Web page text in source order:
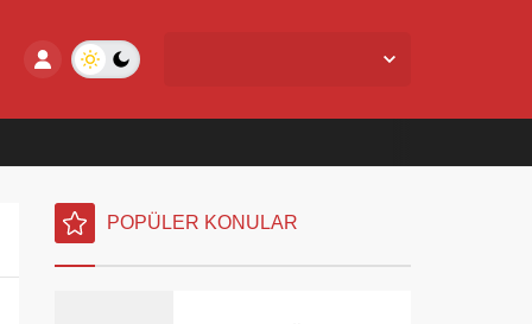
POPÜLER KONULAR